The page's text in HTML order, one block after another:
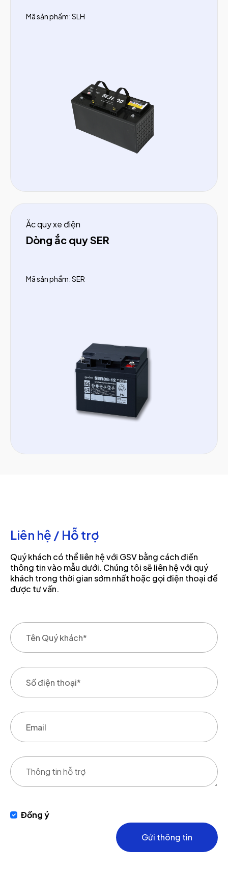
Mã sản phẩm: SLH
Ắc quy xe điện
Dòng ắc quy SER
Mã sản phẩm: SER
Liên hệ / Hỗ trợ
Quý khách có thể liên hệ với GSV bằng cách điền
thông tin vào mẫu dưới. Chúng tôi sẽ liên hệ với quý
khách trong thời gian sớm nhất hoặc gọi điện thoại để
được tư vấn.
Đồng ý
Gửi thông tin